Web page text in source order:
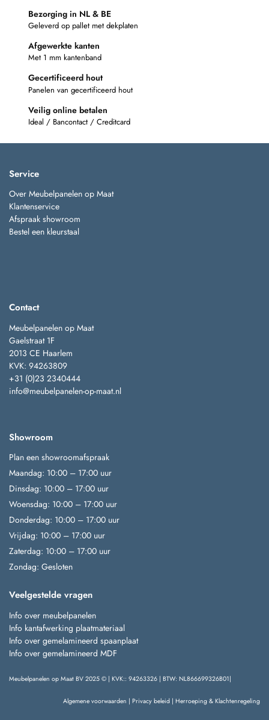
Bezorging in NL & BE
Geleverd op pallet met dekplaten
Afgewerkte kanten
Met 1 mm kantenband
Gecertificeerd hout
Panelen van gecertificeerd hout
Veilig online betalen
Ideal / Bancontact / Creditcard
Service
Over Meubelpanelen op Maat
Klantenservice
Afspraak showroom
Bestel een kleurstaal
Contact
Meubelpanelen op Maat
Gaelstraat 1F
2013 CE Haarlem
KVK: 94263809
+31 (0)23 2340444
info@meubelpanelen-op-maat.nl
Showroom
Plan een showroomafspraak
Maandag: 10:00 – 17:00 uur
Dinsdag: 10:00 – 17:00 uur
Woensdag: 10:00 – 17:00 uur
Donderdag: 10:00 – 17:00 uur
Vrijdag: 10:00 – 17:00 uur
Zaterdag: 10:00 – 17:00 uur
Zondag: Gesloten
Veelgestelde vragen
Info over meubelpanelen
Info kantafwerking plaatmateriaal
Info over gemelamineerd spaanplaat
Info over gemelamineerd MDF
Meubelpanelen op Maat BV 2025 © | KVK:: 94263326 | BTW: NL866699326B01|
Algemene voorwaarden | Privacy beleid | Herroeping & Klachtenregeling